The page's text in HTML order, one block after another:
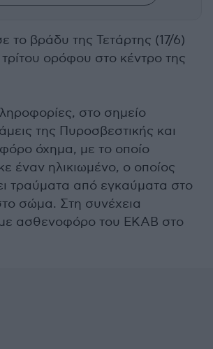
το βράδυ της Τετάρτης (17/6)
ορόφου στο κέντρο της
στο σημείο
της Πυροσβεστικής και
όχημα, με το οποίο
έναν ηλικιωμένο, ο οποίος
τραύματα από εγκαύματα στο
σώμα. Στη συνέχεια
ασθενοφόρο του ΕΚΑΒ στο